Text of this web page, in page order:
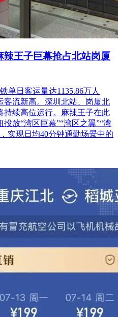
辣王子巨幕抢占北站岗厦
单日客运量达1135.86万人
客流新高。深圳北站、岗厦北
持续高位运行。麻辣王子在此
放“湾区巨幕”“湾区之翼”“湾
实现日均40分钟通勤场景中的